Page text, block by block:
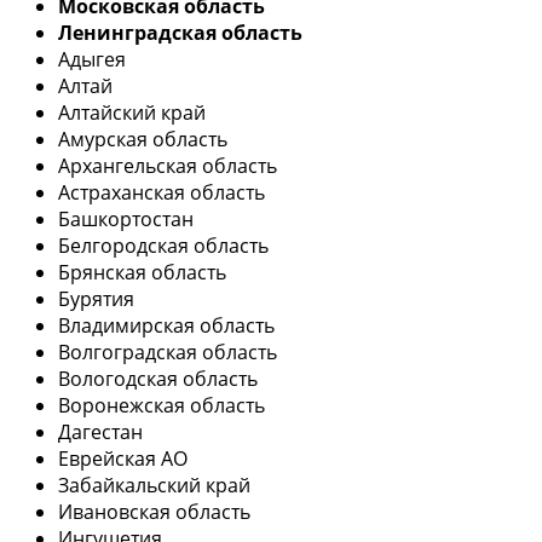
Московская область
Ленинградская область
Адыгея
Алтай
Алтайский край
Амурская область
Архангельская область
Астраханская область
Башкортостан
Белгородская область
Брянская область
Бурятия
Владимирская область
Волгоградская область
Вологодская область
Воронежская область
Дагестан
Еврейская АО
Забайкальский край
Ивановская область